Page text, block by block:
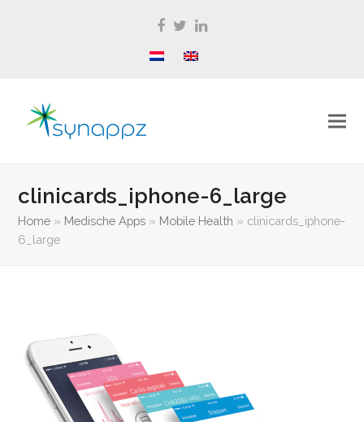
Facebook
TwitterLinkedIn
clinicards_iphone-6_large
Home » Medische Apps » Mobile Health » clinicards_iphone-
6_large